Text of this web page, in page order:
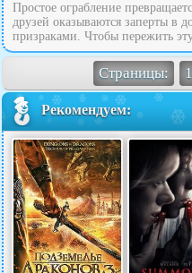
Простое ограбление
друзей оказываются заперты в
призраками. Чтобы пережить
Страницы: 1
Рекомендуем: